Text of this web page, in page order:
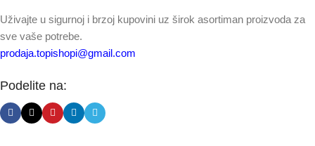
Uživajte u sigurnoj i brzoj kupovini uz širok asortiman proizvoda za
sve vaše potrebe.
prodaja.topishopi@gmail.com
Podelite na: